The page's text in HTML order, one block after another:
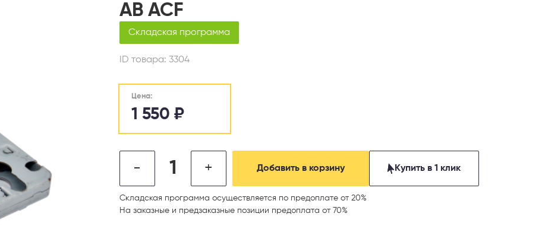
AB ACF
Складская программа
ID товара: 3304
Цена:
1 550 ₽
- + Купить в 1 клик
Добавить в корзину
Складская программа осуществляется по предоплате от 20%
На заказные и предзаказные позиции предоплата от 70%